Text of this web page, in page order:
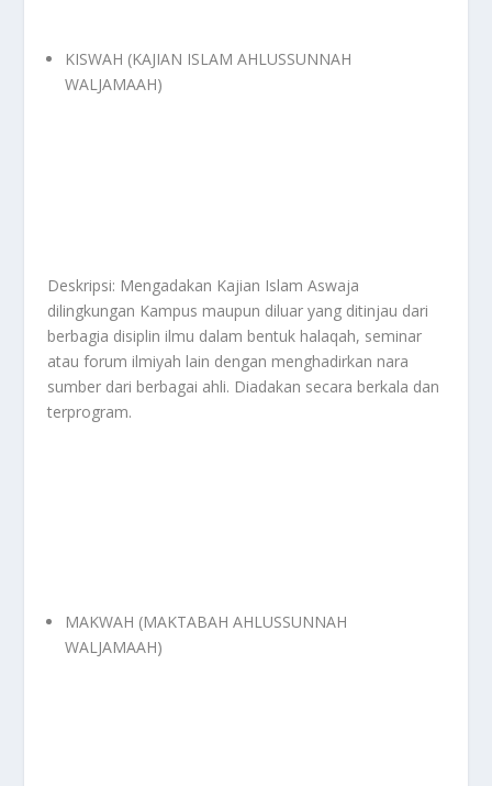
KISWAH (KAJIAN ISLAM AHLUSSUNNAH
WALJAMAAH)
Deskripsi: Mengadakan Kajian Islam Aswaja
dilingkungan Kampus maupun diluar yang ditinjau dari
berbagia disiplin ilmu dalam bentuk halaqah, seminar
atau forum ilmiyah lain dengan menghadirkan nara
sumber dari berbagai ahli. Diadakan secara berkala dan
terprogram.
MAKWAH (MAKTABAH AHLUSSUNNAH
WALJAMAAH)